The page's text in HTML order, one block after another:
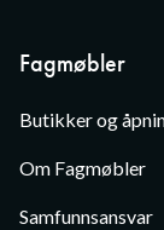
Fagmøbler
Butikker og
Om Fagmøbler
Samfunnsansvar